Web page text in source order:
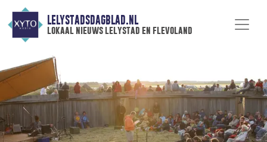
LELYSTADSDAGBLAD.NL
lokaal nieuws lelystad en flevoland